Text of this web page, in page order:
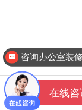
一键拨打
咨询办公室装
在线咨